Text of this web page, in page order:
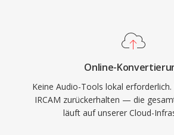
Online-
Keine Audio-Tools lokal
IRCAM zurückerhalten — die
läuft auf unserer Cloud-